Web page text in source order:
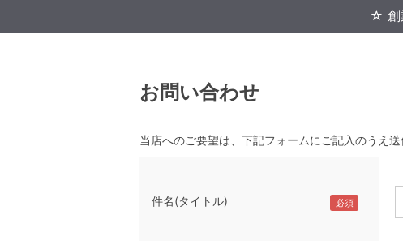
☆ 創
お問い合わせ
当店へのご要望は、下記フォームにご記入のうえ送
件名(タイトル)